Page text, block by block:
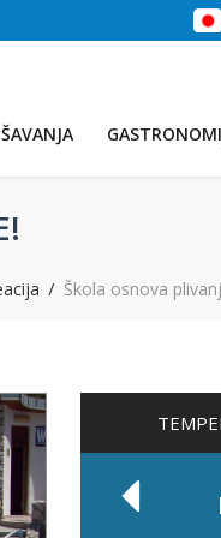
TREĆE
Škola osnova